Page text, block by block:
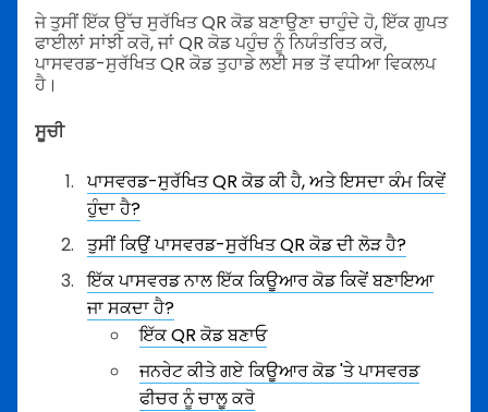
ਜੇ ਤੁਸੀਂ ਇੱਕ ਉੱਚ ਸੁਰੱਖਿਤ QR ਕੋਡ ਬਣਾਉਣਾ ਚਾਹੁੰਦੇ ਹੋ,ਇੱਕ ਗੁਪਤ
ਫਾਈਲਾਂ ਸਾਂਝੀ ਕਰੋ, ਜਾਂ QR ਕੋਡ ਪਹੁੰਚ ਨੂੰ ਨਿਯੰਤਰਿਤ ਕਰੋ,
ਪਾਸਵਰਡ-ਸੁਰੱਖਿਤ QR ਕੋਡ ਤੁਹਾਡੇ ਲਈ ਸਭ ਤੋਂ ਵਧੀਆ ਵਿਕਲਪ
ਹੈ।
ਸੂਚੀ
ਪਾਸਵਰਡ-ਸੁਰੱਖਿਤ QR ਕੋਡ ਕੀ ਹੈ, ਅਤੇ ਇਸਦਾ ਕੰਮ ਕਿਵੇਂ
ਹੁੰਦਾ ਹੈ?
ਤੁਸੀਂ ਕਿਉਂ ਪਾਸਵਰਡ-ਸੁਰੱਖਿਤ QR ਕੋਡ ਦੀ ਲੋੜ ਹੈ?
ਇੱਕ ਪਾਸਵਰਡ ਨਾਲ ਇੱਕ ਕਿਊਆਰ ਕੋਡ ਕਿਵੇਂ ਬਣਾਇਆ
ਜਾ ਸਕਦਾ ਹੈ?
ਇੱਕ QR ਕੋਡ ਬਣਾਓ
ਜਨਰੇਟ ਕੀਤੇ ਗਏ ਕਿਊਆਰ ਕੋਡ 'ਤੇ ਪਾਸਵਰਡ
ਫੀਚਰ ਨੂੰ ਚਾਲੂ ਕਰੋ